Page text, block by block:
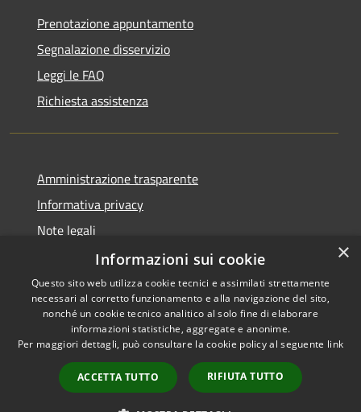
Prenotazione appuntamento
Segnalazione disservizio
Leggi le FAQ
Richiesta assistenza
Amministrazione trasparente
Informativa privacy
Note legali
Dichiarazione di accessibilità
RSS
Accessibilità
Copyright © 2026 • Comune di
Municipium•
Accesso
redazione
×
Informazioni sui cookie
Questo sito web utilizza cookie tecnici e assimilati strettamente
necessari al corretto funzionamento e alla navigazione del sito,
nonché un cookie tecnico analitico al solo fine di elaborare
informazioni statistiche, aggregate e anonime.
Per maggiori dettagli, può consultare la cookie policy al seguente link
ACCETTA TUTTO RIFIUTA TUTTO